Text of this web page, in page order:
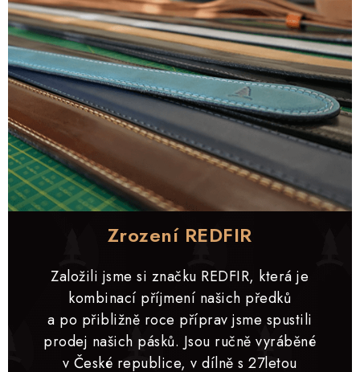
Zrození REDFIR
Založili jsme si značku REDFIR, která je
kombinací příjmení našich předků
a po přibližně roce příprav jsme spustili
prodej našich pásků. Jsou ručně vyráběné
v České republice, v dílně s 27letou